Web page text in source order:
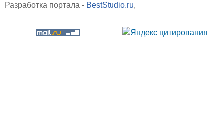
Разработка портала - BestStudio.ru